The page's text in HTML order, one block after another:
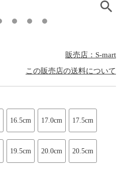
販売店：S-mart
この販売店の送料について
16.5cm 17.0cm 17.5cm
19.5cm 20.0cm 20.5cm